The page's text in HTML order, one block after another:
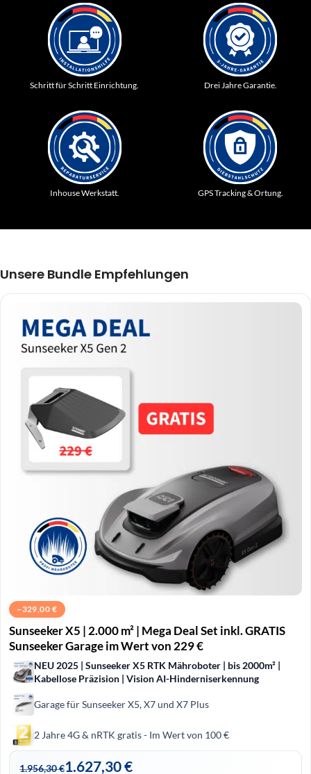
Schritt für Schritt Einrichtung. Drei Jahre Garantie.
Inhouse Werkstatt. GPS Tracking & Ortung.
Unsere Bundle Empfehlungen
−329,00 €
Sunseeker X5 | 2.000 m² | Mega Deal Set inkl. GRATIS
Sunseeker Garage im Wert von 229 €
NEU 2025 | Sunseeker X5 RTK Mähroboter | bis 2000m² |
Kabellose Präzision | Vision AI-Hinderniserkennung
Garage für Sunseeker X5, X7 und X7 Plus
2 Jahre 4G & nRTK gratis - Im Wert von 100 €
1.956,30€1.627,30€